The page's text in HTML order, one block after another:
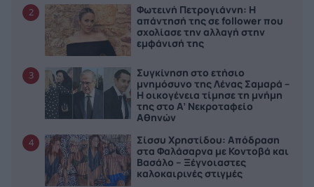
2
Φωτεινή Πετρογιάννη: Η
απάντησή της σε follower που
σχολίασε την αλλαγή στην
εμφάνισή της
3
Συγκίνηση στο ετήσιο
μνημόσυνο της Λένας Σαμαρά –
Η οικογένεια τίμησε τη μνήμη
της στο Α’ Νεκροταφείο
Αθηνών
4
Σίσσυ Χρηστίδου: Απόδραση
στα Φαλάσαρνα με Κοντοβά και
Βασάλο – Ξέγνοιαστες
καλοκαιρινές στιγμές